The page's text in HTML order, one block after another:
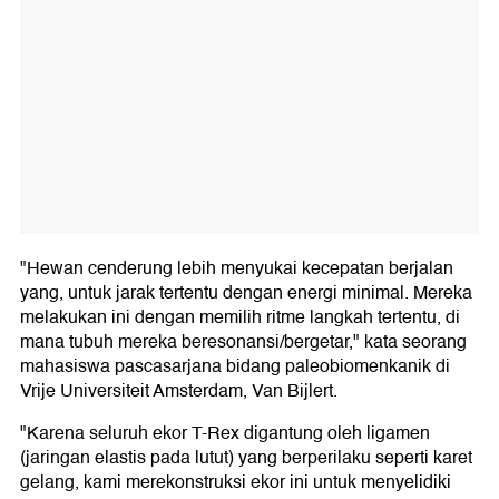
"Hewan cenderung lebih menyukai kecepatan berjalan
yang, untuk jarak tertentu dengan energi minimal. Mereka
melakukan ini dengan memilih ritme langkah tertentu, di
mana tubuh mereka beresonansi/bergetar," kata seorang
mahasiswa pascasarjana bidang paleobiomenkanik di
Vrije Universiteit Amsterdam, Van Bijlert.
"Karena seluruh ekor T-Rex digantung oleh ligamen
(jaringan elastis pada lutut) yang berperilaku seperti karet
gelang, kami merekonstruksi ekor ini untuk menyelidiki